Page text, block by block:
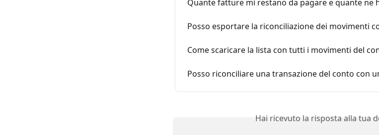
Quante fatture mi restano da pagare e quante ne
Posso esportare la riconciliazione dei movimenti
Come scaricare la lista con tutti i movimenti del
Posso riconciliare una transazione del conto con
Hai ricevuto la risposta alla tua